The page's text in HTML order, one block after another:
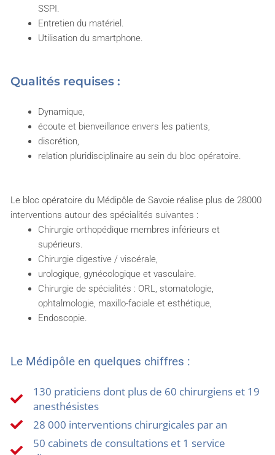
SSPI.
Entretien du matériel.
Utilisation du smartphone.
Qualités requises :
Dynamique,
écoute et bienveillance envers les patients,
discrétion,
relation pluridisciplinaire au sein du bloc opératoire.
Le bloc opératoire du Médipôle de Savoie réalise plus de 28000
interventions autour des spécialités suivantes :
Chirurgie orthopédique membres inférieurs et
supérieurs.
Chirurgie digestive / viscérale,
urologique, gynécologique et vasculaire.
Chirurgie de spécialités : ORL, stomatologie,
ophtalmologie, maxillo-faciale et esthétique,
Endoscopie.
Le Médipôle en quelques chiffres :
130 praticiens dont plus de 60 chirurgiens et 19
anesthésistes
28 000 interventions chirurgicales par an
50 cabinets de consultations et 1 service